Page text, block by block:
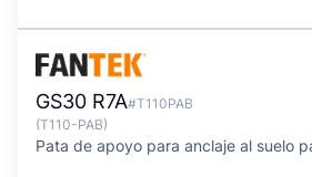
GS30 R7A#T110PAB
(T110-PAB)
Pata de apoyo para anclaje al suelo